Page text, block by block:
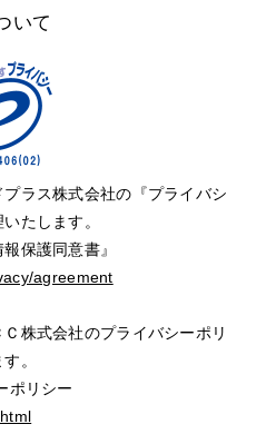
いて
ラス株式会社の『プライバシ
たします。
保護同意書』
agreement
株式会社のプライバシーポリ
。
ポリシー